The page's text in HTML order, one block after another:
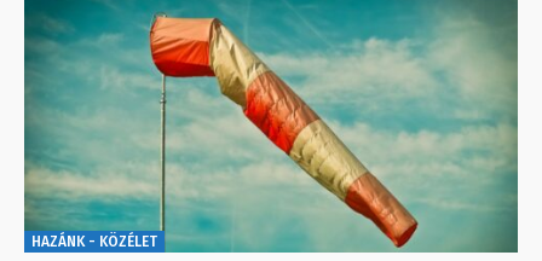
HAZÁNK - KÖZÉLET